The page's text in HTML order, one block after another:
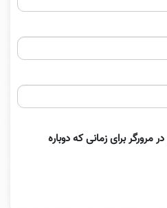
مرورگر برای زمانی که دوباره